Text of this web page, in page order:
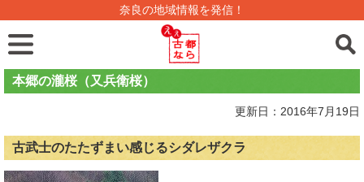
奈良の地域情報を発信！
本郷の瀧桜（又兵衛桜）
更新日：2016年7月19日
古武士のたたずまい感じるシダレザクラ